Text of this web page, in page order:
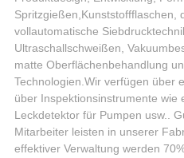
Spritzgießen,Kunststoffflaschen,
vollautomatische
Ultraschallschweißen,
matte Oberflächenbehandlung
Technologien.Wir verfügen über
über Inspektionsinstrumente wie
Leckdetektor für Pumpen usw..
Mitarbeiter leisten in unserer
effektiver Verwaltung werden